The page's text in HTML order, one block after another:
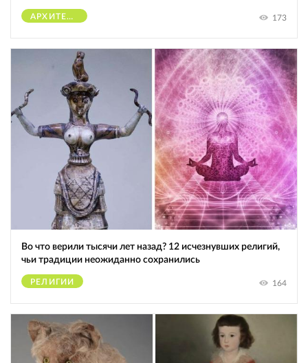
АРХИТЕКТУРА 173
Во что верили тысячи лет назад? 12 исчезнувших религий,
чьи традиции неожиданно сохранились
РЕЛИГИИ 164